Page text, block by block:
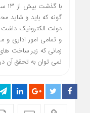
گونه که باید و شاید
دولت الکترونیک داشت
و تمامی امور اداری و
زمانی که زیر ساخت
نمی توان به تحقق آن